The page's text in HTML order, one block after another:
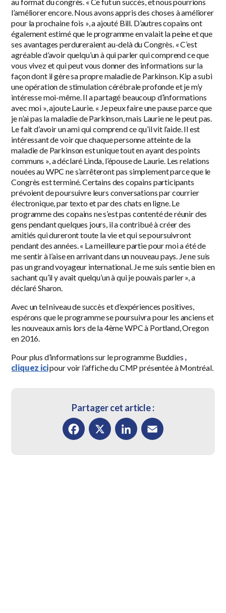
au format du congrès. « Ce fut un succès, et nous pourrions
l’améliorer encore. Nous avons appris des choses à améliorer
pour la prochaine fois », a ajouté Bill. D’autres copains ont
également estimé que le programme en valait la peine et que
ses avantages perdureraient au-delà du Congrès. « C’est
agréable d’avoir quelqu’un à qui parler qui comprend ce que
vous vivez et qui peut vous donner des informations sur la
façon dont il gère sa propre maladie de Parkinson. Kip a subi
une opération de stimulation cérébrale profonde et je m’y
intéresse moi-même. Il a partagé beaucoup d’informations
avec moi », ajoute Laurie. « Je peux faire une pause parce que
je n’ai pas la maladie de Parkinson, mais Laurie ne le peut pas.
Le fait d’avoir un ami qui comprend ce qu’il vit l’aide. Il est
intéressant de voir que chaque personne atteinte de la
maladie de Parkinson est unique tout en ayant des points
communs », a déclaré Linda, l’épouse de Laurie. Les relations
nouées au WPC ne s’arrêteront pas simplement parce que le
Congrès est terminé. Certains des copains participants
prévoient de poursuivre leurs conversations par courrier
électronique, par texto et par des chats en ligne. Le
programme des copains ne s’est pas contenté de réunir des
gens pendant quelques jours, il a contribué à créer des
amitiés qui dureront toute la vie et qui se poursuivront
pendant des années. « La meilleure partie pour moi a été de
me sentir à l’aise en arrivant dans un nouveau pays. Je ne suis
pas un grand voyageur international. Je me suis sentie bien en
sachant qu’il y avait quelqu’un à qui je pouvais parler », a
déclaré Sharon.
Avec un tel niveau de succès et d’expériences positives,
espérons que le programme se poursuivra pour les anciens et
les nouveaux amis lors de la 4ème WPC à Portland, Oregon
en 2016.
Pour plus d’informations sur le programme Buddies ,
cliquez icipour voir l’affiche du CMP présentée à Montréal.
Partager cet article :